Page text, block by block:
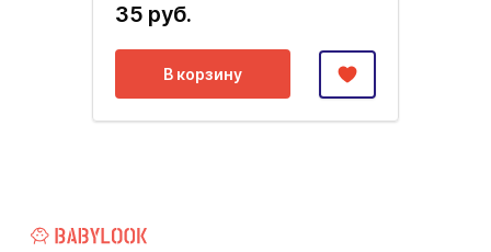
35 руб.
В корзину